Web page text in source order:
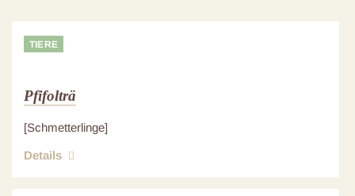
TIERE
Pfifolträ
[Schmetterlinge]
Details